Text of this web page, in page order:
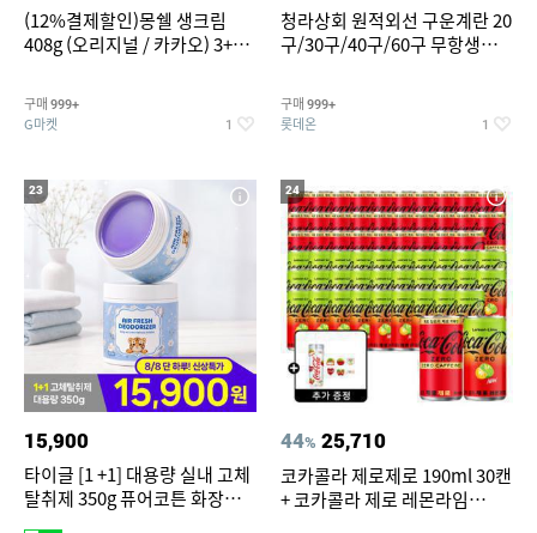
(12%결제할인)몽쉘 생크림
408g (오리지널 / 카카오) 3+1
구매 999+
G마켓 1
청라상회 원적외선 구운계란 20
구/30구/40구/60구 무항생제
구매 999+
롯데온 1
23
15,900
타이글 [1 +1] 대용량 실내 고체
탈취제 350g 퓨어코튼 화장실
24
44% 25,710
코카콜라 제로제로 190ml 30캔
+ 코카콜라 제로 레몬라임